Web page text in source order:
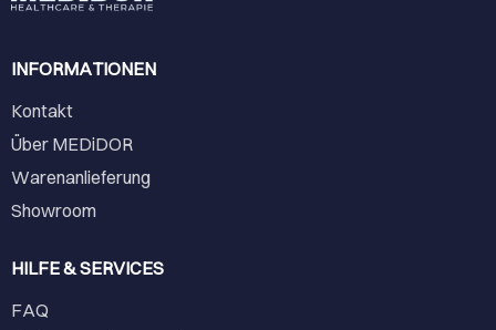
INFORMATIONEN
Kontakt
Über MEDiDOR
Warenanlieferung
Showroom
HILFE & SERVICES
FAQ